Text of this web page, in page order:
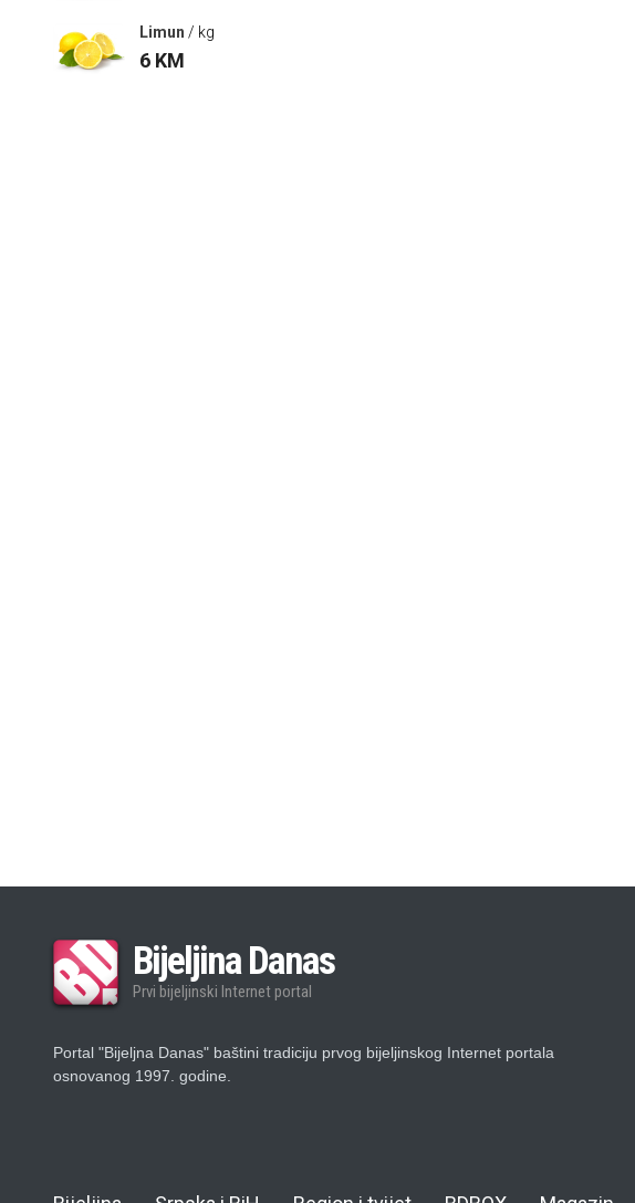
Limun / kg
6 KM
Bijeljina Danas
Prvi bijeljinski Internet portal
Portal "Bijeljna Danas" baštini tradiciju prvog bijeljinskog Internet portala
osnovanog 1997. godine.